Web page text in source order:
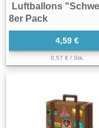
Luftballons
8er Pack
4,59 €
0,57 € / Stk.